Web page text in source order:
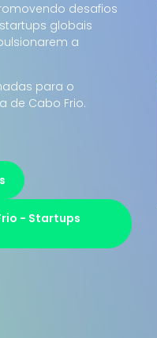
desafios
globais
a
para o
de Cabo Frio.
- Startups